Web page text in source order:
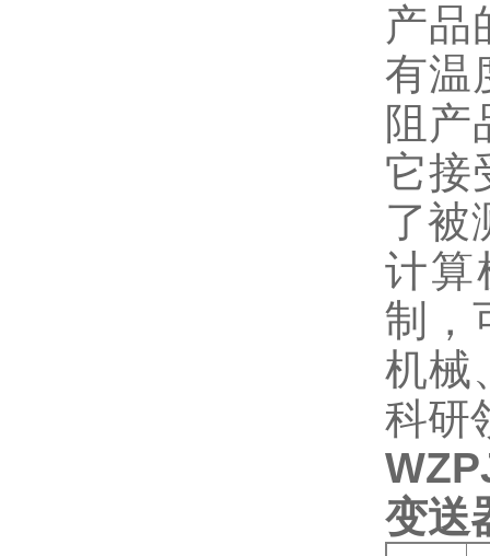
产品
有温
阻产
它接
了被
计算
制，
机械
科研
变送